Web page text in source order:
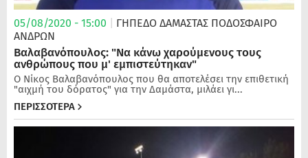
05/08/2020 - 15:00 ΓΗΠΕΔΟ ΔΑΜΑΣΤΑΣ ΠΟΔΌΣΦΑΙΡΟ
ΑΝΔΡΏΝ
Βαλαβανόπουλος: "Να κάνω χαρούμενους τους
ανθρώπους που μ' εμπιστεύτηκαν"
Ο Νίκος Βαλαβανόπουλος που θα αποτελέσει την επιθετική
"αιχμή του δόρατος" για την Δαμάστα, μιλάει γι...
ΠΕΡΙΣΣΟΤΕΡΑ